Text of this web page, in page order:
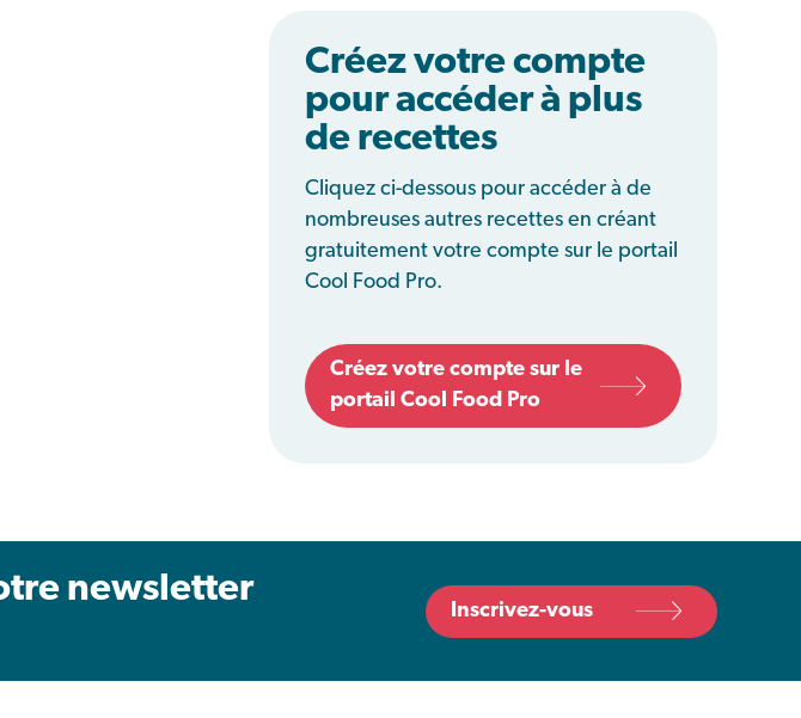
Créez votre compte
pour accéder à plus
de recettes
Cliquez ci-dessous pour accéder à de
nombreuses autres recettes en créant
gratuitement votre compte sur le portail
Cool Food Pro.
Créez votre compte sur le
portail Cool Food Pro
newsletter
Inscrivez-vous